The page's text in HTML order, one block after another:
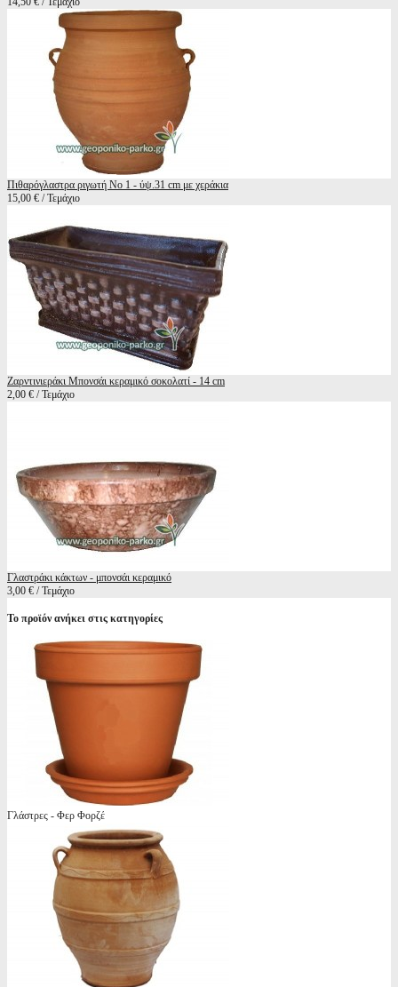
Πιθαρόγλαστρα ριγωτή Νο 1 - ύψ.31 cm με χεράκια
15,00 € / Τεμάχιο
Ζαρντινιεράκι Μπονσάι κεραμικό σοκολατί - 14 cm
2,00 € / Τεμάχιο
Γλαστράκι κάκτων - μπονσάι κεραμικό
3,00 € / Τεμάχιο
Το προϊόν ανήκει στις κατηγορίες
Γλάστρες - Φερ Φορζέ